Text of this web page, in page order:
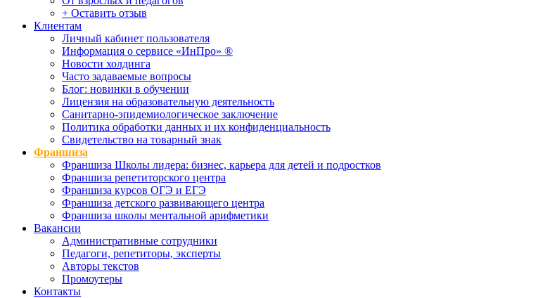
+ Оставить отзыв
Клиентам
Личный кабинет пользователя
Информация о сервисе «ИнПро» ®
Новости холдинга
Часто задаваемые вопросы
Блог: новинки в обучении
Лицензия на образовательную деятельность
Санитарно-эпидемиологическое заключение
Политика обработки данных и их конфиденциальность
Свидетельство на товарный знак
Франшиза
Франшиза Школы лидера: бизнес, карьера для детей и подростков
Франшиза репетиторского центра
Франшиза курсов ОГЭ и ЕГЭ
Франшиза детского развивающего центра
Франшиза школы ментальной арифметики
Вакансии
Административные сотрудники
Педагоги, репетиторы, эксперты
Авторы текстов
Промоутеры
Контакты